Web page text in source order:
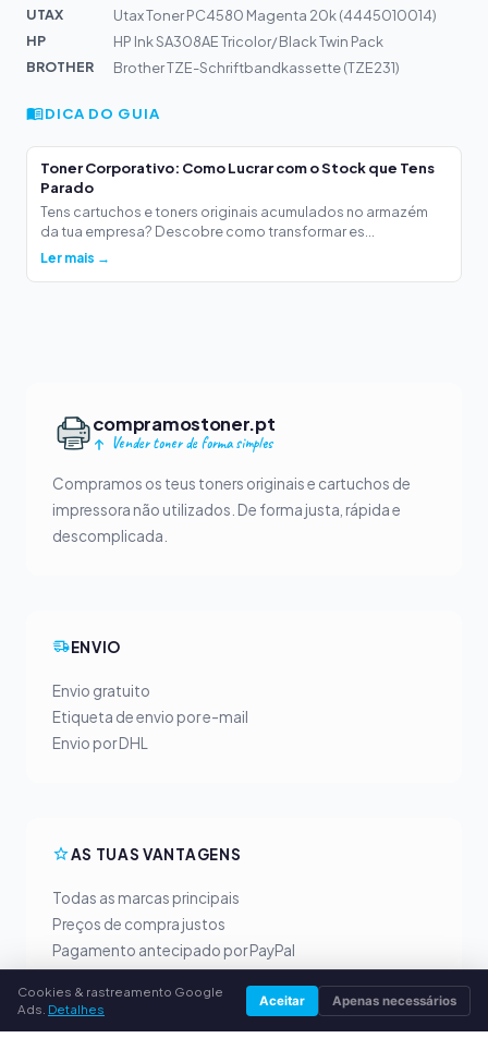
UTAX
Utax Toner PC4580 Magenta 20k (4445010014)
HP
HP Ink SA308AE Tricolor/ Black Twin Pack
BROTHER
Brother TZE-Schriftbandkassette (TZE231)
DICA DO GUIA
Toner Corporativo: Como Lucrar com o Stock que Tens
Parado
Tens cartuchos e toners originais acumulados no armazém
da tua empresa? Descobre como transformar es...
Ler mais →
compramostoner.pt
Vender toner de forma simples
Compramos os teus toners originais e cartuchos de
impressora não utilizados. De forma justa, rápida e
descomplicada.
ENVIO
Envio gratuito
Etiqueta de envio por e-mail
Envio por DHL
AS TUAS VANTAGENS
Todas as marcas principais
Preços de compra justos
Pagamento antecipado por PayPal
Cookies & rastreamento Google
Ads. Detalhes Aceitar Apenas necessários